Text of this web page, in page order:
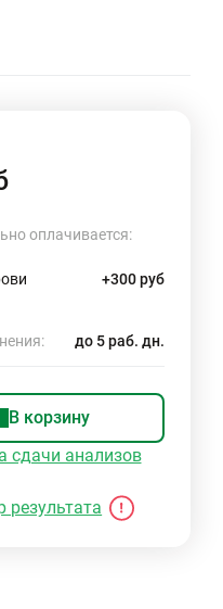
оплачивается:
+300 руб
до 5 раб. дн.
В корзину
сдачи анализов
результата